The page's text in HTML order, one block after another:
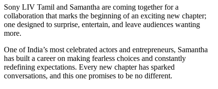
Sony LIV Tamil and Samantha are coming together for a
collaboration that marks the beginning of an exciting new chapter;
one designed to surprise, entertain, and leave audiences wanting
more.
One of India’s most celebrated actors and entrepreneurs, Samantha
has built a career on making fearless choices and constantly
redefining expectations. Every new chapter has sparked
conversations, and this one promises to be no different.